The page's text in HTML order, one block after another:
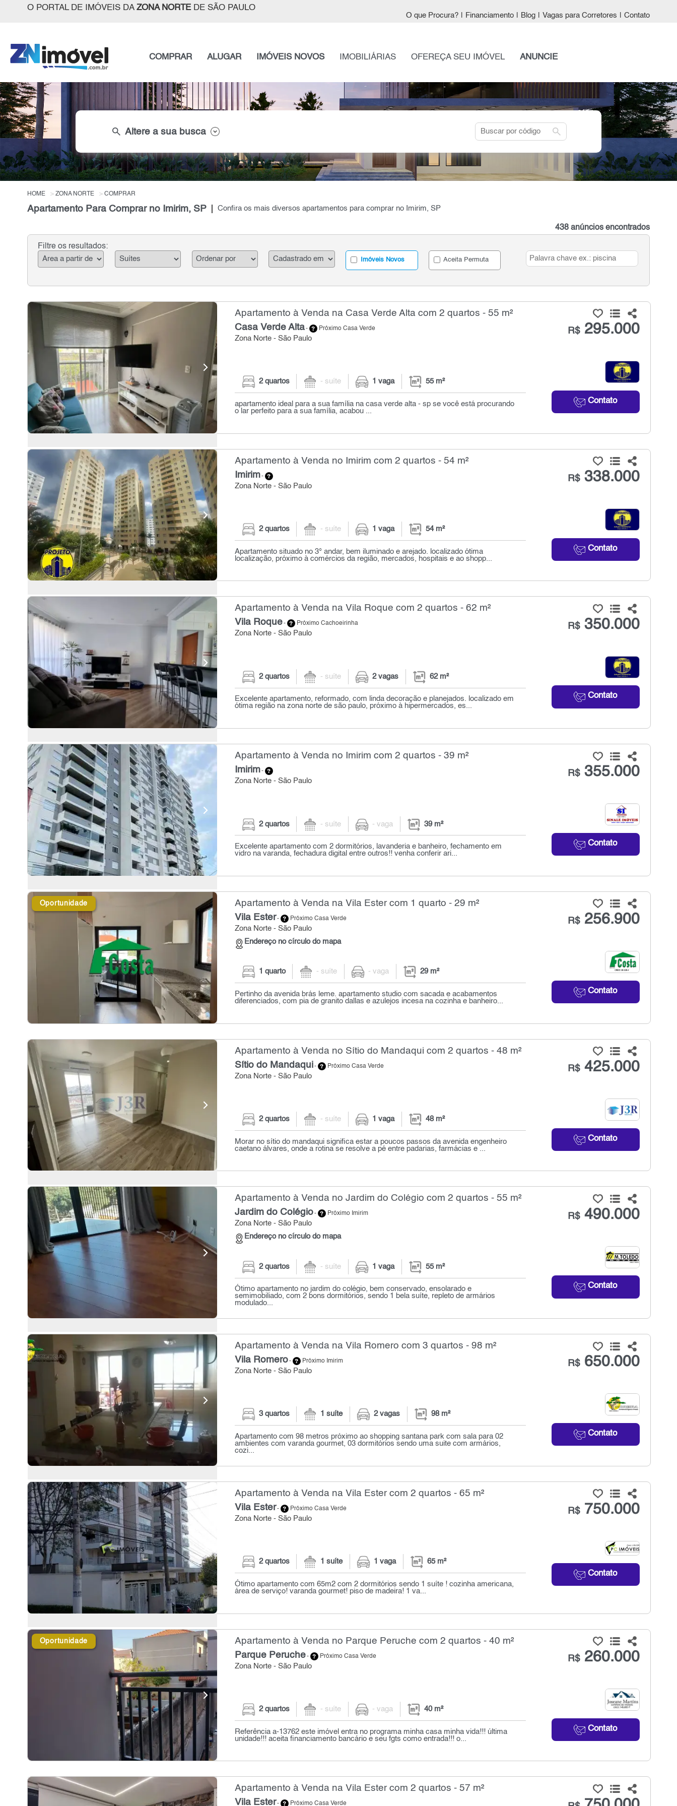
O PORTAL DE IMÓVEIS DA ZONA NORTEDE SÃO PAULO
O que Procura? Financiamento Blog Vagas para Corretores Contato
COMPRAR ALUGAR IMÓVEIS NOVOS IMOBILIÁRIAS OFEREÇA SEU IMÓVEL ANUNCIE
search Altere a sua busca search
HOME ZONA NORTE COMPRAR
Apartamento Para Comprar no Imirim, SP Confira os mais diversos apartamentos para comprar no Imirim, SP
438 anúncios encontrados
Filtre os resultados:
Imóveis Novos Aceita Permuta
Apartamento à Venda na Casa Verde Alta com 2 quartos - 55 m²
Casa Verde Alta- Próximo Casa Verde
Zona Norte - São Paulo
R$295.000
Contato
2 quartos - suíte 1 vaga 55 m²
apartamento ideal para a sua família na casa verde alta - sp se você está procurando
o lar perfeito para a sua família, acabou ...
Apartamento à Venda no Imirim com 2 quartos - 54 m²
Imirim-
Zona Norte - São Paulo
R$338.000
Contato
2 quartos - suíte 1 vaga 54 m²
Apartamento situado no 3° andar, bem iluminado e arejado. localizado ótima
localização, próximo à comércios da região, mercados, hospitais e ao shopp...
Apartamento à Venda na Vila Roque com 2 quartos - 62 m²
Vila Roque- Próximo Cachoeirinha
Zona Norte - São Paulo
R$350.000
Contato
2 quartos - suíte 2 vagas 62 m²
Excelente apartamento, reformado, com linda decoração e planejados. localizado em
ótima região na zona norte de são paulo, próximo à hipermercados, es...
Apartamento à Venda no Imirim com 2 quartos - 39 m²
Imirim-
Zona Norte - São Paulo
R$355.000
Contato
2 quartos - suíte - vaga 39 m²
Excelente apartamento com 2 dormitórios, lavanderia e banheiro, fechamento em
vidro na varanda, fechadura digital entre outros!! venha conferir ari...
Oportunidade Apartamento à Venda na Vila Ester com 1 quarto - 29 m²
Vila Ester- Próximo Casa Verde
Zona Norte - São Paulo
Endereço no círculo do mapa
R$256.900
Contato
1 quarto - suíte - vaga 29 m²
Pertinho da avenida brás leme. apartamento studio com sacada e acabamentos
diferenciados, com pia de granito dallas e azulejos incesa na cozinha e banheiro...
Apartamento à Venda no Sítio do Mandaqui com 2 quartos - 48 m²
Sítio do Mandaqui- Próximo Casa Verde
Zona Norte - São Paulo
R$425.000
Contato
2 quartos - suíte 1 vaga 48 m²
Morar no sítio do mandaqui significa estar a poucos passos da avenida engenheiro
caetano álvares, onde a rotina se resolve a pé entre padarias, farmácias e ...
Apartamento à Venda no Jardim do Colégio com 2 quartos - 55 m²
Jardim do Colégio- Próximo Imirim
Zona Norte - São Paulo
Endereço no círculo do mapa
R$490.000
Contato
2 quartos - suíte 1 vaga 55 m²
Ótimo apartamento no jardim do colégio, bem conservado, ensolarado e
semimobiliado, com 2 bons dormitórios, sendo 1 bela suíte, repleto de armários
modulado...
Apartamento à Venda na Vila Romero com 3 quartos - 98 m²
Vila Romero- Próximo Imirim
Zona Norte - São Paulo
R$650.000
Contato
3 quartos 1 suíte 2 vagas 98 m²
Apartamento com 98 metros próximo ao shopping santana park com sala para 02
ambientes com varanda gourmet, 03 dormitórios sendo uma suite com armários,
cozi...
Apartamento à Venda na Vila Ester com 2 quartos - 65 m²
Vila Ester- Próximo Casa Verde
Zona Norte - São Paulo
R$750.000
Contato
2 quartos 1 suíte 1 vaga 65 m²
Ótimo apartamento com 65m2 com 2 dormitórios sendo 1 suíte ! cozinha americana,
área de serviço! varanda gourmet! piso de madeira! 1 va...
Oportunidade Apartamento à Venda no Parque Peruche com 2 quartos - 40 m²
Parque Peruche- Próximo Casa Verde
Zona Norte - São Paulo
R$260.000
Contato
2 quartos - suíte - vaga 40 m²
Referência a-13762 este imóvel entra no programa minha casa minha vida!!! última
unidade!!! aceita financiamento bancário e seu fgts como entrada!!! o...
Apartamento à Venda na Vila Ester com 2 quartos - 57 m²
Vila Ester- Próximo Casa Verde